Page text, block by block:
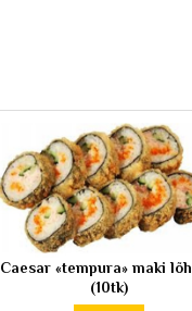
Caesar «tempura» maki
(10tk)